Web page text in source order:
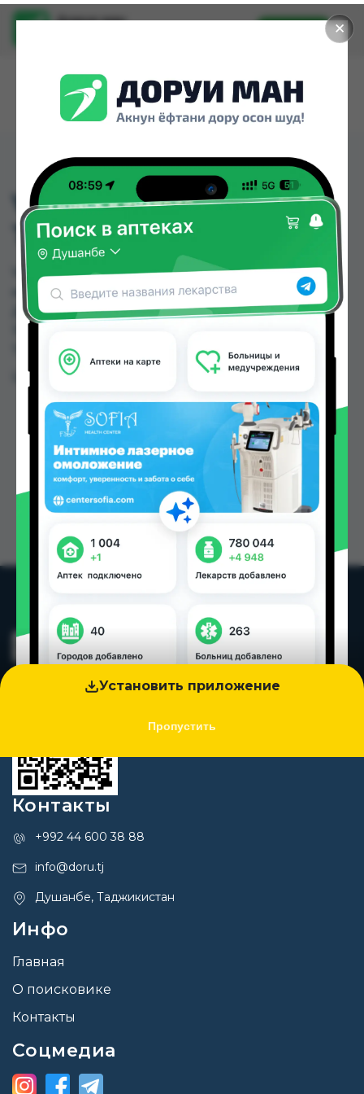
✕
Установить приложение
Пропустить
Доруи ман
Установить
VOLTAREN DOLO 25MG
ТАБ №10
VOLTAREN DOLO 25MG ТАБ №10 можно купить
или заказать в аптеках, Дорухона Олмони №1,
Дорухона Олмони №2 по цене от 110.00 TJS до
Таджикистана
Цена: от110.00 TJS
Контакты
+992 44 600 38 88
info@doru.tj
Душанбе, Таджикистан
Инфо
Главная
О поисковике
Контакты
Соцмедиа